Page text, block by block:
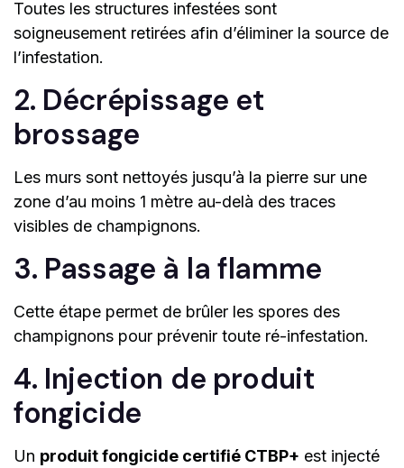
Toutes les structures infestées sont
soigneusement retirées afin d’éliminer la source de
l’infestation.
2. Décrépissage et
brossage
Les murs sont nettoyés jusqu’à la pierre sur une
zone d’au moins 1 mètre au-delà des traces
visibles de champignons.
3. Passage à la flamme
Cette étape permet de brûler les spores des
champignons pour prévenir toute ré-infestation.
4. Injection de produit
fongicide
Un produit fongicide certifié CTBP+ est injecté